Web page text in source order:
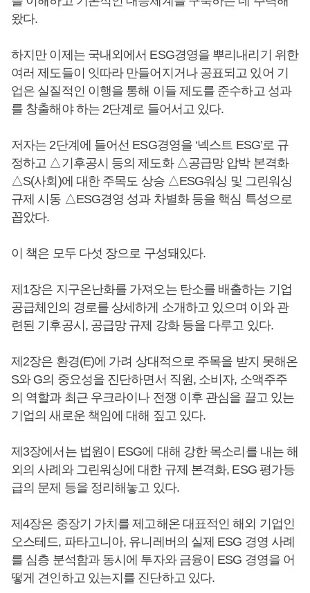
왔다.
하지만 이제는 국내외에서 ESG경영을 뿌리내리기 위한
여러 제도들이 잇따라 만들어지거나 공표되고 있어 기
업은 실질적인 이행을 통해 이들 제도를 준수하고 성과
를 창출해야 하는 2단계로 들어서고 있다.
저자는 2단계에 들어선 ESG경영을 ‘넥스트 ESG’로 규
정하고 △기후공시 등의 제도화 △공급망 압박 본격화
△S(사회)에 대한 주목도 상승 △ESG워싱 및 그린워싱
규제 시동 △ESG경영 성과 차별화 등을 핵심 특성으로
꼽았다.
이 책은 모두 다섯 장으로 구성돼있다.
제1장은 지구온난화를 가져오는 탄소를 배출하는 기업
공급체인의 경로를 상세하게 소개하고 있으며 이와 관
련된 기후공시, 공급망 규제 강화 등을 다루고 있다.
제2장은 환경(E)에 가려 상대적으로 주목을 받지 못해온
S와 G의 중요성을 진단하면서 직원, 소비자, 소액주주
의 역할과 최근 우크라이나 전쟁 이후 관심을 끌고 있는
기업의 새로운 책임에 대해 짚고 있다.
제3장에서는 법원이 ESG에 대해 강한 목소리를 내는 해
외의 사례와 그린워싱에 대한 규제 본격화, ESG 평가등
급의 문제 등을 정리해놓고 있다.
제4장은 중장기 가치를 제고해온 대표적인 해외 기업인
오스테드, 파타고니아, 유니레버의 실제 ESG 경영 사례
를 심층 분석함과 동시에 투자와 금융이 ESG 경영을 어
떻게 견인하고 있는지를 진단하고 있다.